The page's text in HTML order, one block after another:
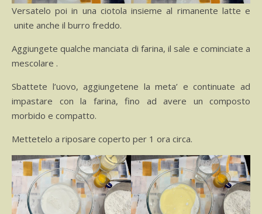
Versatelo poi in una ciotola insieme al rimanente latte e
unite anche il burro freddo.
Aggiungete qualche manciata di farina, il sale e cominciate a
mescolare .
Sbattete l’uovo, aggiungetene la meta’ e continuate ad
impastare con la farina, fino ad avere un composto
morbido e compatto.
Mettetelo a riposare coperto per 1 ora circa.